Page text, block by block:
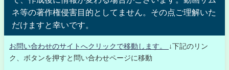
ネ等の著作権侵害目的としてません。その点ご理解いた
だけますと幸いです。
お問い合わせのサイトへクリックで移動します。
↓下記のリン
ク、ボタンを押すと問い合わせページに移動